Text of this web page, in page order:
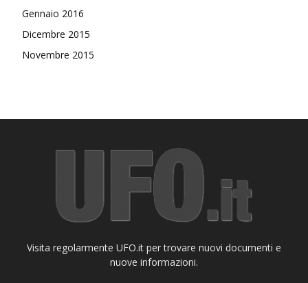
Gennaio 2016
Dicembre 2015
Novembre 2015
Visita regolarmente UFO.it per trovare nuovi documenti e
nuove informazioni.